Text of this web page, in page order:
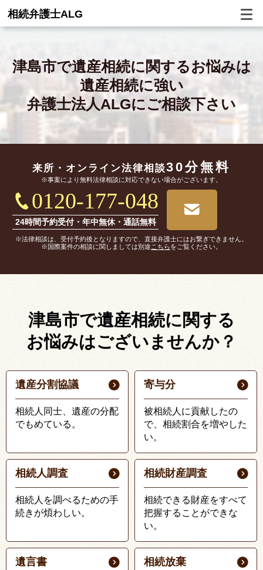
相続弁護士ALG
津島市で遺産相続に関するお悩みは
遺産相続に強い
弁護士法人ALGにご相談下さい
来所・オンライン法律相談30分無料
※事案により無料法律相談に対応できない場合がございます。
0120-177-048
24時間予約受付・年中無休・通話無料
※法律相談は、受付予約後となりますので、直接弁護士にはお繋ぎできません。
※国際案件の相談に関しましては別途 こちらをご覧ください。
津島市で遺産相続に関する
お悩みはございませんか？
遺産分割協議
相続人同士、遺産の分配
でもめている。
寄与分
被相続人に貢献したの
で、相続割合を増やした
い。
相続人調査
相続人を調べるための手
続きが煩わしい。
相続財産調査
相続できる財産をすべて
把握することができな
い。
遺言書 相続放棄